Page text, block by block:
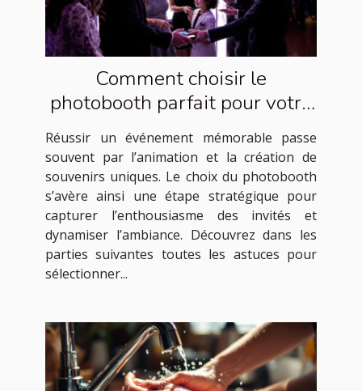
Comment choisir le
photobooth parfait pour votre
événement ?
Réussir un événement mémorable passe
souvent par l’animation et la création de
souvenirs uniques. Le choix du photobooth
s’avère ainsi une étape stratégique pour
capturer l’enthousiasme des invités et
dynamiser l’ambiance. Découvrez dans les
parties suivantes toutes les astuces pour
sélectionner...